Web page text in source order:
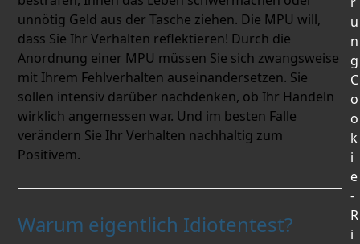
unnötig Geld aus der Tasche ziehen. Die MPU will,
dass Sie Ihr Verhalten reflektieren! Durch die
Anordnung einer MPU müssen Sie sich zwangsweise
mit Ihrem Fehlverhalten auseinandersetzen. Sie
sollen intensiv darüber nachdenken, ob Ihr Handeln
wirklich angemessen war. Und im besten Falle
verändern Sie Ihr Verhalten nachhaltig zum
Positivem.
Warum eigentlich Idiotentest?
u
n
g
C
o
o
k
i
e
-
R
i